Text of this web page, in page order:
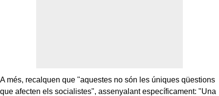
A més, recalquen que "aquestes no són les úniques qüestions
que afecten els socialistes", assenyalant específicament: "Una